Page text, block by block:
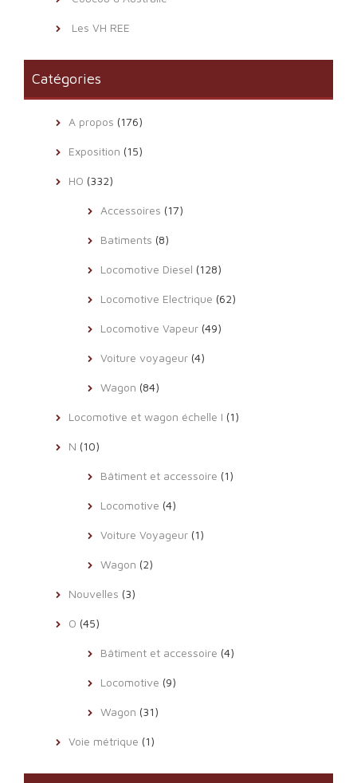
Les VH REE
Catégories
A propos (176)
Exposition (15)
HO (332)
Accessoires (17)
Batiments (8)
Locomotive Diesel (128)
Locomotive Electrique (62)
Locomotive Vapeur (49)
Voiture voyageur (4)
Wagon (84)
Locomotive et wagon échelle I (1)
N (10)
Bâtiment et accessoire (1)
Locomotive (4)
Voiture Voyageur (1)
Wagon (2)
Nouvelles (3)
O (45)
Bâtiment et accessoire (4)
Locomotive (9)
Wagon (31)
Voie métrique (1)